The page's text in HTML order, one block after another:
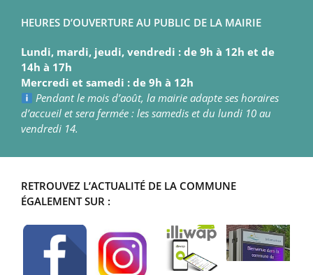
HEURES D’OUVERTURE AU PUBLIC DE LA MAIRIE
Lundi, mardi, jeudi, vendredi : de 9h à 12h et de
14h à 17h
Mercredi et samedi : de 9h à 12h
Pendant le mois d’août, la mairie adapte ses horaires
d’accueil et sera fermée : les samedis et du lundi 10 au
vendredi 14.
RETROUVEZ L’ACTUALITÉ DE LA COMMUNE
ÉGALEMENT SUR :